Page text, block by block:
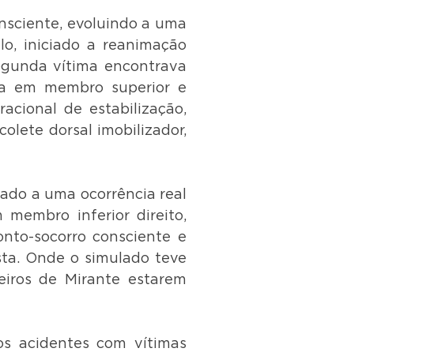
evoluindo a uma
iniciado a reanimação
vítima encontrava
em membro superior e
de estabilização,
dorsal imobilizador,
a uma ocorrência real
inferior direito,
socorro consciente e
Onde o simulado teve
de Mirante estarem
acidentes com vítimas